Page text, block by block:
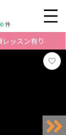
件
ッスン有り